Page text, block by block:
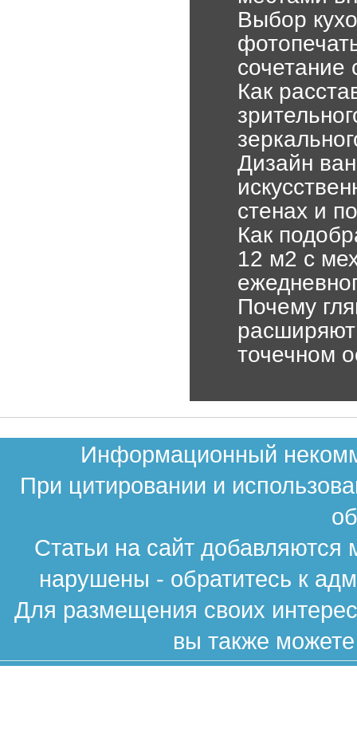
Выбор
Как
Дизайн
стенах и
Как
12 м2 с
Почему
расширяют
точечном
Информационный
При цитировании и
Статьи на сайт
нарушены - обратитесь к
Для размещения своих
вы также